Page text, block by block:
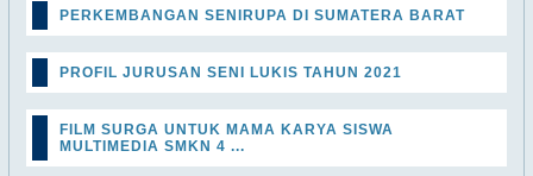
PERKEMBANGAN SENIRUPA DI SUMATERA BARAT
PROFIL JURUSAN SENI LUKIS TAHUN 2021
FILM SURGA UNTUK MAMA KARYA SISWA
MULTIMEDIA SMKN 4 ...